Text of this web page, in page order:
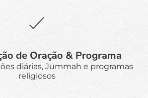
de Oração & Programa
diárias, Jummah e programas
religiosos